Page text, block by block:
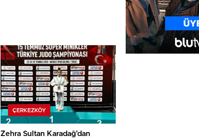
ÇERKEZKÖY
Zehra Sultan Karadağ’dan